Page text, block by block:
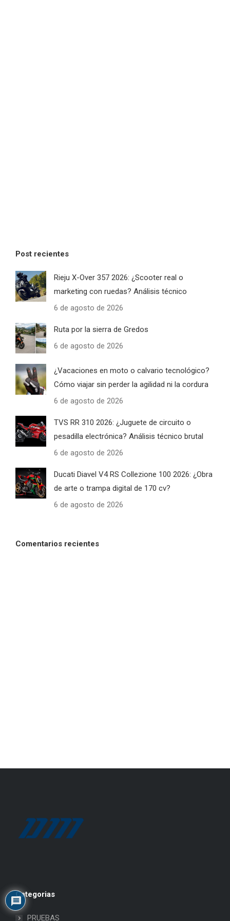
Post recientes
Rieju X-Over 357 2026: ¿Scooter real o
marketing con ruedas? Análisis técnico
6 de agosto de 2026
Ruta por la sierra de Gredos
6 de agosto de 2026
¿Vacaciones en moto o calvario tecnológico?
Cómo viajar sin perder la agilidad ni la cordura
6 de agosto de 2026
TVS RR 310 2026: ¿Juguete de circuito o
pesadilla electrónica? Análisis técnico brutal
6 de agosto de 2026
Ducati Diavel V4 RS Collezione 100 2026: ¿Obra
de arte o trampa digital de 170 cv?
6 de agosto de 2026
Comentarios recientes
Categorias
PRUEBAS